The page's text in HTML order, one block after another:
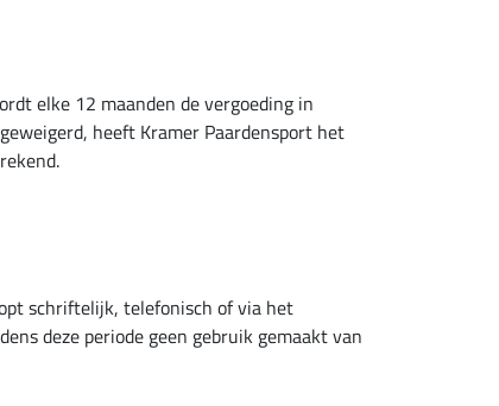
elke 12 maanden de vergoeding in
heeft Kramer Paardensport het
schriftelijk, telefonisch of via het
deze periode geen gebruik gemaakt van